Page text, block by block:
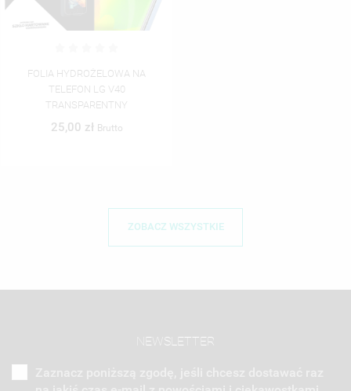
FOLIA HYDROŻELOWA NA
TELEFON LG V40
TRANSPARENTNY
25,00 zł Brutto
ZOBACZ WSZYSTKIE
NEWSLETTER